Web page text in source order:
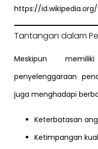
https://
Tantangan dalam
Meskipun
penyelenggaraan
juga menghadapi
Keterbatasan
Ketimpangan